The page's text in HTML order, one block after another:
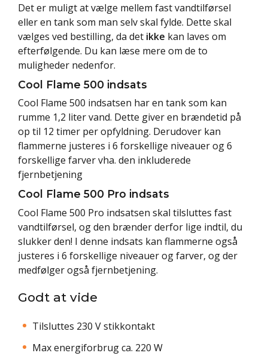
Det er muligt at vælge mellem fast vandtilførsel
eller en tank som man selv skal fylde. Dette skal
vælges ved bestilling, da det ikke kan laves om
efterfølgende. Du kan læse mere om de to
muligheder nedenfor.
Cool Flame 500 indsats
Cool Flame 500 indsatsen har en tank som kan
rumme 1,2 liter vand. Dette giver en brændetid på
op til 12 timer per opfyldning. Derudover kan
flammerne justeres i 6 forskellige niveauer og 6
forskellige farver vha. den inkluderede
fjernbetjening
Cool Flame 500 Pro indsats
Cool Flame 500 Pro indsatsen skal tilsluttes fast
vandtilførsel, og den brænder derfor lige indtil, du
slukker den! I denne indsats kan flammerne også
justeres i 6 forskellige niveauer og farver, og der
medfølger også fjernbetjening.
Godt at vide
Tilsluttes 230 V stikkontakt
Max energiforbrug ca. 220 W